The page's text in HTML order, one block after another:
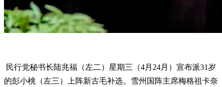
民行党秘书长陆兆福（左二）星期三（4月24月）宣布派31岁
的彭小桃（左三）上阵新古毛补选。雪州国阵主席梅格祖卡奈